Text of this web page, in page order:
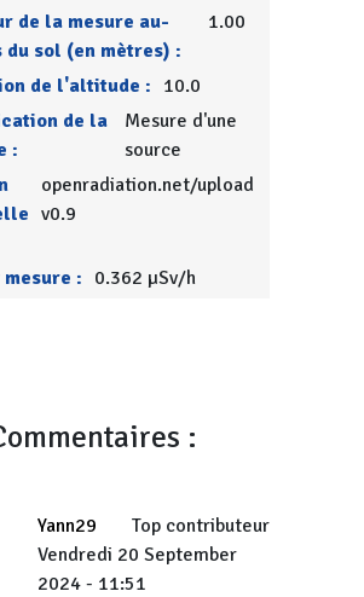
de la mesure au-
du sol (en mètres) :
1.00
de l'altitude : 10.0
de la
:
Mesure d'une
source
openradiation.net/upload
v0.9
: 0.362 µSv/h
:
Yann29
Top contributeur
Vendredi 20 September
2024 - 11:51